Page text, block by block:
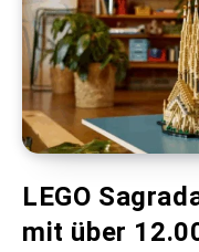
LEGO
mit über